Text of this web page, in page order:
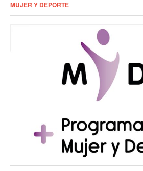
MUJER Y DEPORTE